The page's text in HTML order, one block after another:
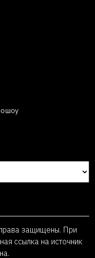
защищены. При
ссылка на источник